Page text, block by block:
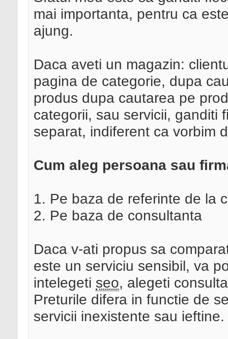
mai importanta, pentru ca
ajung.
Daca aveti un magazin:
pagina de categorie, dupa
produs dupa cautarea pe
categorii, sau servicii, ganditi
separat, indiferent ca vorbim
Cum aleg persoana sau
1. Pe baza de referinte de la
2. Pe baza de consultanta
Daca v-ati propus sa
este un serviciu sensibil, va
intelegeti seo, alegeti
Preturile difera in functie de
servicii inexistente sau ieftine.